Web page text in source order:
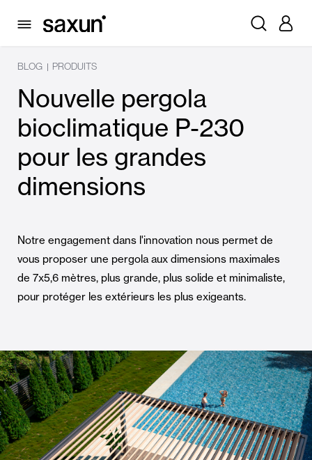
BLOG | PRODUITS
Nouvelle pergola
bioclimatique P-230
pour les grandes
dimensions
Notre engagement dans l'innovation nous permet de
vous proposer une pergola aux dimensions maximales
de 7x5,6 mètres, plus grande, plus solide et minimaliste,
pour protéger les extérieurs les plus exigeants.